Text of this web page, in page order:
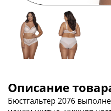
Описание
Бюстгальтер 2076